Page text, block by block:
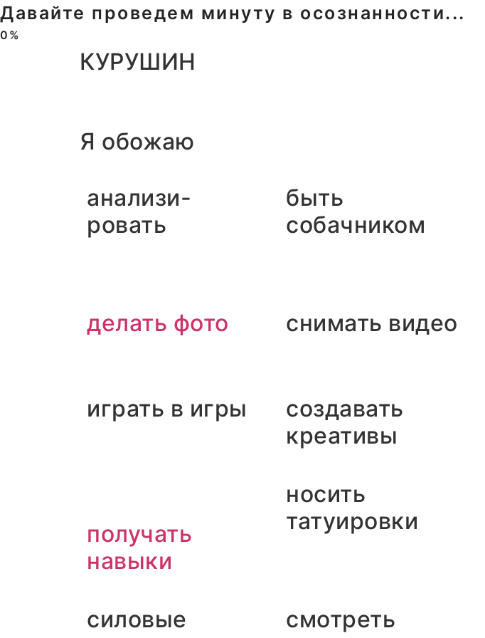
Давайте проведем минуту в осознанности...
0%
КУРУШИН
Я обожаю
анализи-
ровать
быть
собачником
делать фото снимать видео
играть в‎ игры
создавать
креативы
получать
навыки
носить
татуировки
силовые
смотреть